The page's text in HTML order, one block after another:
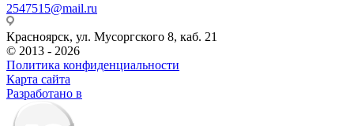
2547515@mail.ru
Красноярск, ул. Мусоргского 8, каб. 21
© 2013 - 2026
Политика конфиденциальности
Карта сайта
Разработано в